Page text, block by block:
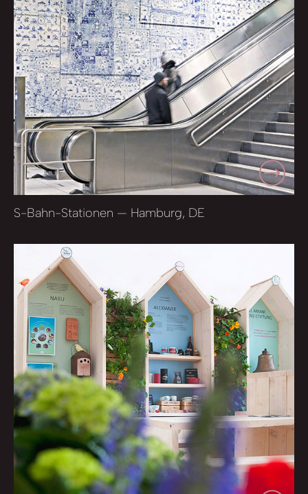
S-Bahn-Stationen — Hamburg, DE